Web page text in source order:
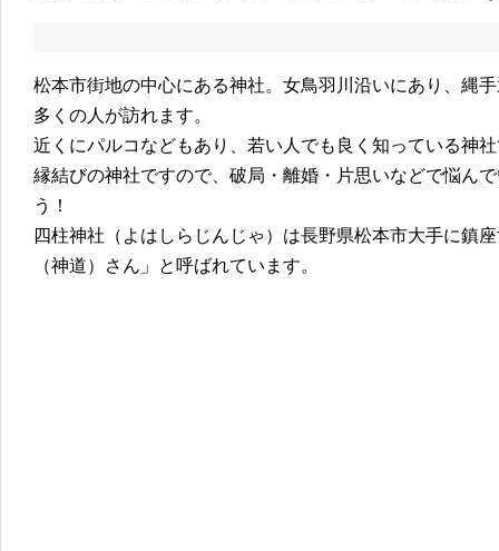
松本市街地の中心にある神社。女鳥羽川沿いにあり、縄
多くの人が訪れます。
近くにパルコなどもあり、若い人でも良く知っている神
縁結びの神社ですので、破局・離婚・片思いなどで悩ん
う！
四柱神社（よはしらじんじゃ）は長野県松本市大手に鎮
（神道）さん」と呼ばれています。